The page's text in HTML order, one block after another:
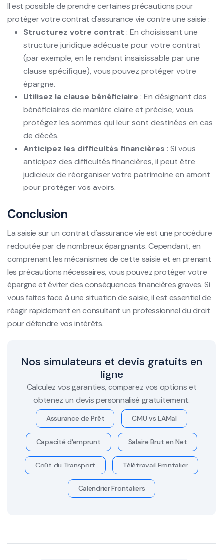
Il est possible de prendre certaines précautions pour
protéger votre contrat d'assurance vie contre une saisie :
Structurez votre contrat : En choisissant une
structure juridique adéquate pour votre contrat
(par exemple, en le rendant insaisissable par une
clause spécifique), vous pouvez protéger votre
épargne.
Utilisez la clause bénéficiaire : En désignant des
bénéficiaires de manière claire et précise, vous
protégez les sommes qui leur sont destinées en cas
de décès.
Anticipez les difficultés financières : Si vous
anticipez des difficultés financières, il peut être
judicieux de réorganiser votre patrimoine en amont
pour protéger vos avoirs.
Conclusion
La saisie sur un contrat d'assurance vie est une procédure
redoutée par de nombreux épargnants. Cependant, en
comprenant les mécanismes de cette saisie et en prenant
les précautions nécessaires, vous pouvez protéger votre
épargne et éviter des conséquences financières graves. Si
vous faites face à une situation de saisie, il est essentiel de
réagir rapidement en consultant un professionnel du droit
pour défendre vos intérêts.
Nos simulateurs et devis gratuits en
ligne
Calculez vos garanties, comparez vos options et
obtenez un devis personnalisé gratuitement.
Assurance de Prêt CMU vs LAMal
Capacité d'emprunt Salaire Brut en Net
Coût du Transport Télétravail Frontalier
Calendrier Frontaliers